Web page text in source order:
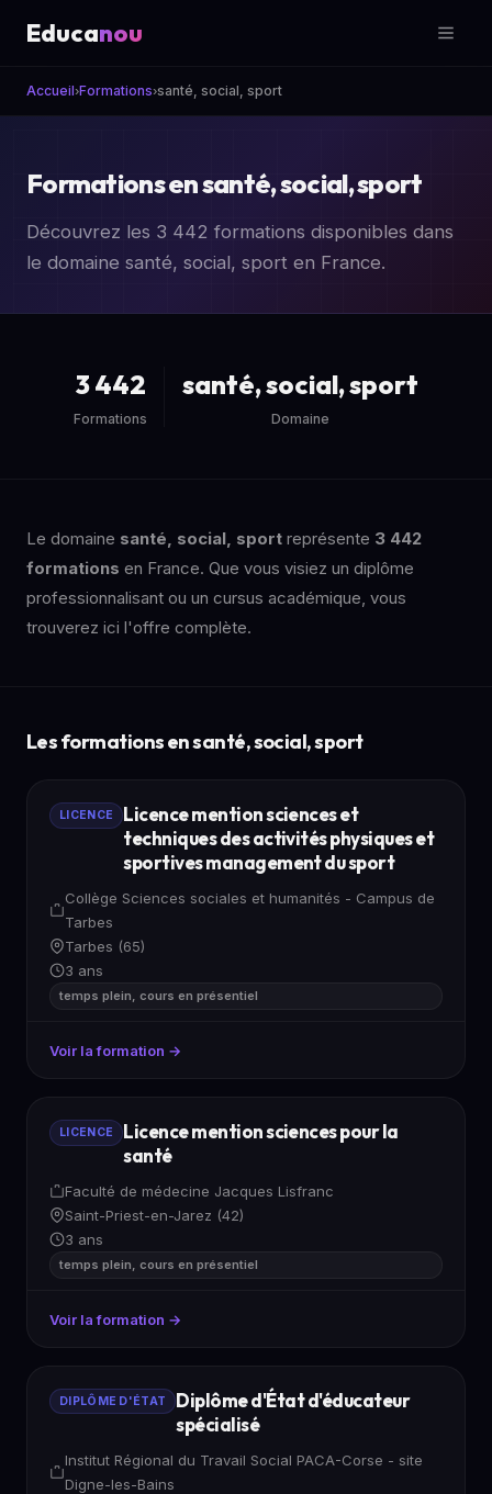
Educanou
Accueil Formations santé, social, sport
Formations en santé, social, sport
Découvrez les 3 442 formations disponibles dans
le domaine santé, social, sport en France.
3 442
Formations
santé, social, sport
Domaine
Le domaine santé, social, sport représente 3 442
formations en France. Que vous visiez un diplôme
professionnalisant ou un cursus académique, vous
trouverez ici l'offre complète.
Les formations en santé, social, sport
LICENCE
Licence mention sciences et
techniques des activités physiques et
sportives management du sport
Collège Sciences sociales et humanités - Campus de
Tarbes
Tarbes (65)
3 ans
temps plein, cours en présentiel
Voir la formation →
LICENCE
Licence mention sciences pour la
santé
Faculté de médecine Jacques Lisfranc
Saint-Priest-en-Jarez (42)
3 ans
temps plein, cours en présentiel
Voir la formation →
DIPLÔME D'ÉTAT
Diplôme d'État d'éducateur
spécialisé
Institut Régional du Travail Social PACA-Corse - site
Digne-les-Bains